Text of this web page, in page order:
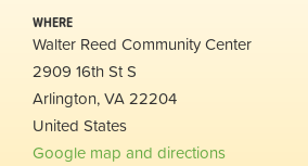
WHERE
Walter Reed Community Center
2909 16th St S
Arlington, VA 22204
United States
Google map and directions